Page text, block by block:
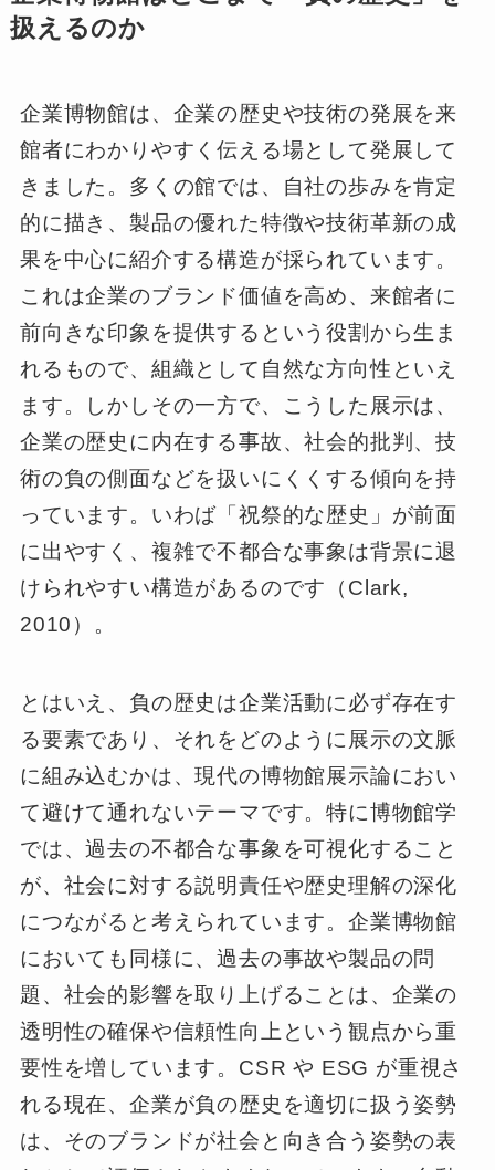
扱えるのか
企業博物館は、企業の歴史や技術の発展を来
館者にわかりやすく伝える場として発展して
きました。多くの館では、自社の歩みを肯定
的に描き、製品の優れた特徴や技術革新の成
果を中心に紹介する構造が採られています。
これは企業のブランド価値を高め、来館者に
前向きな印象を提供するという役割から生ま
れるもので、組織として自然な方向性といえ
ます。しかしその一方で、こうした展示は、
企業の歴史に内在する事故、社会的批判、技
術の負の側面などを扱いにくくする傾向を持
っています。いわば「祝祭的な歴史」が前面
に出やすく、複雑で不都合な事象は背景に退
けられやすい構造があるのです（Clark,
2010）。
とはいえ、負の歴史は企業活動に必ず存在す
る要素であり、それをどのように展示の文脈
に組み込むかは、現代の博物館展示論におい
て避けて通れないテーマです。特に博物館学
では、過去の不都合な事象を可視化すること
が、社会に対する説明責任や歴史理解の深化
につながると考えられています。企業博物館
においても同様に、過去の事故や製品の問
題、社会的影響を取り上げることは、企業の
透明性の確保や信頼性向上という観点から重
要性を増しています。CSR や ESG が重視さ
れる現在、企業が負の歴史を適切に扱う姿勢
は、そのブランドが社会と向き合う姿勢の表